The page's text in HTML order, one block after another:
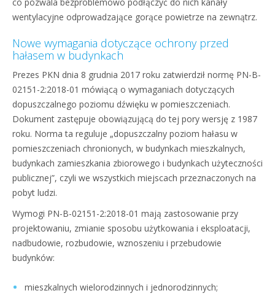
wentylacyjne odprowadzające gorące powietrze na zewnątrz.
Nowe wymagania dotyczące ochrony przed
hałasem w budynkach
Prezes PKN dnia 8 grudnia 2017 roku zatwierdził normę PN-B-
02151-2:2018-01 mówiącą o wymaganiach dotyczących
dopuszczalnego poziomu dźwięku w pomieszczeniach.
Dokument zastępuje obowiązującą do tej pory wersję z 1987
roku. Norma ta reguluje „dopuszczalny poziom hałasu w
pomieszczeniach chronionych, w budynkach mieszkalnych,
budynkach zamieszkania zbiorowego i budynkach użyteczności
publicznej”, czyli we wszystkich miejscach przeznaczonych na
pobyt ludzi.
Wymogi PN-B-02151-2:2018-01 mają zastosowanie przy
projektowaniu, zmianie sposobu użytkowania i eksploatacji,
nadbudowie, rozbudowie, wznoszeniu i przebudowie
budynków:
mieszkalnych wielorodzinnych i jednorodzinnych;